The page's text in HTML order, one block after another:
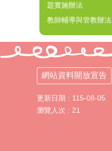
題實施辦法
教師輔導與管教辦法
網站資料開放宣告
更新日期
115-08-05
瀏覽人次
21